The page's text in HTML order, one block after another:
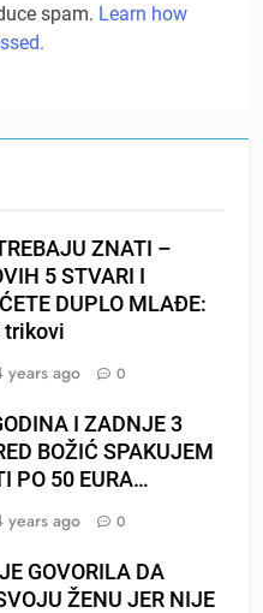
spam. Learn how
ZNATI –
5 STVARI I
DUPLO MLAĐE:
trikovi
years ago 0
I ZADNJE 3
BOŽIĆ SPAKUJEM
PO 50 EURA…
years ago 0
GOVORILA DA
ŽENU JER NIJE